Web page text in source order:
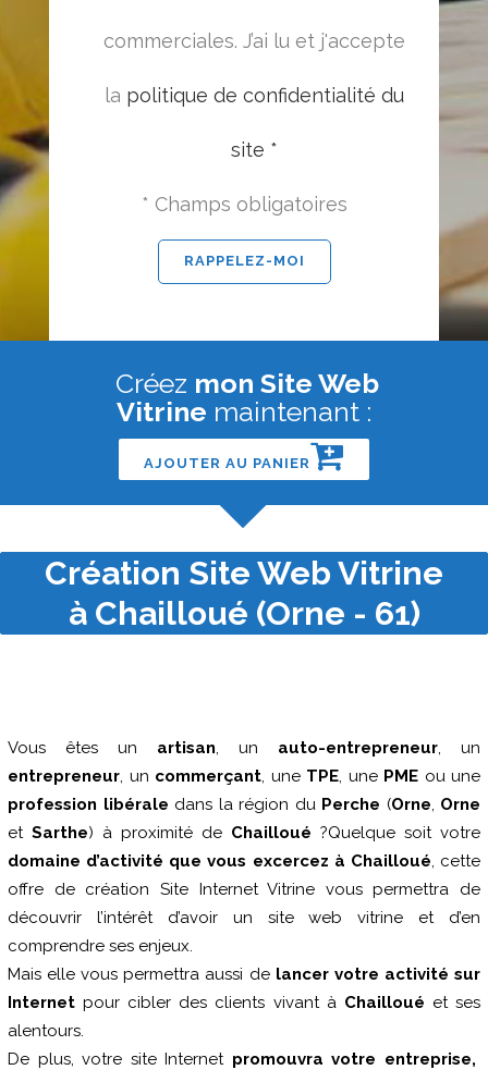
commerciales. J’ai lu et j'accepte
la politique de confidentialité du
site *
* Champs obligatoires
Créez mon Site Web
Vitrine maintenant :
AJOUTER AU PANIER
Création Site Web Vitrine
à Chailloué (Orne - 61)
Vous êtes un artisan, un auto-entrepreneur, un
entrepreneur, un commerçant, une TPE, une PME ou une
profession libérale dans la région du Perche (Orne, Orne
et Sarthe) à proximité de Chailloué ?Quelque soit votre
domaine d’activité que vous excercez à Chailloué, cette
offre de création Site Internet Vitrine vous permettra de
découvrir l’intérêt d’avoir un site web vitrine et d’en
comprendre ses enjeux.
Mais elle vous permettra aussi de lancer votre activité sur
Internet pour cibler des clients vivant à Chailloué et ses
alentours.
De plus, votre site Internet promouvra votre entreprise,